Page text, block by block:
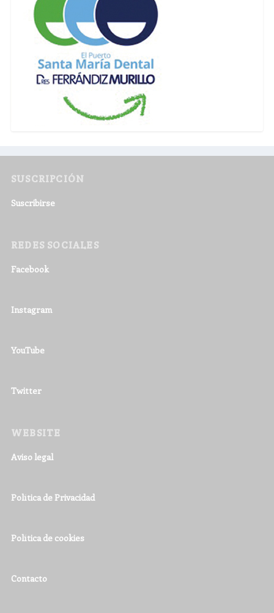
SUSCRIPCIÓN
Suscribirse
REDES SOCIALES
Facebook
Instagram
YouTube
Twitter
WEBSITE
Aviso legal
Política de Privacidad
Política de cookies
Contacto